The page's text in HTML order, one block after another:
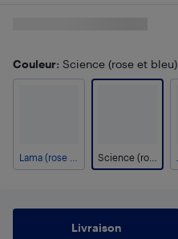
Couleur: Science (rose et bleu)
Livraison